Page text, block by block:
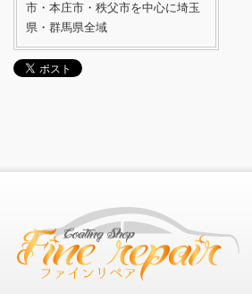
市・本庄市・秩父市を中心に埼玉
県・群馬県全域